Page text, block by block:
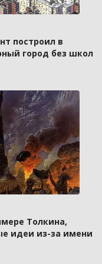
построил в
город без школ
Толкина,
идеи из-за имени